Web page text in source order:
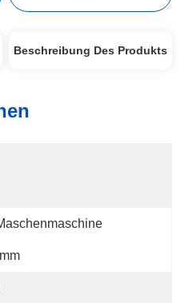
Beschreibung Des Produkts